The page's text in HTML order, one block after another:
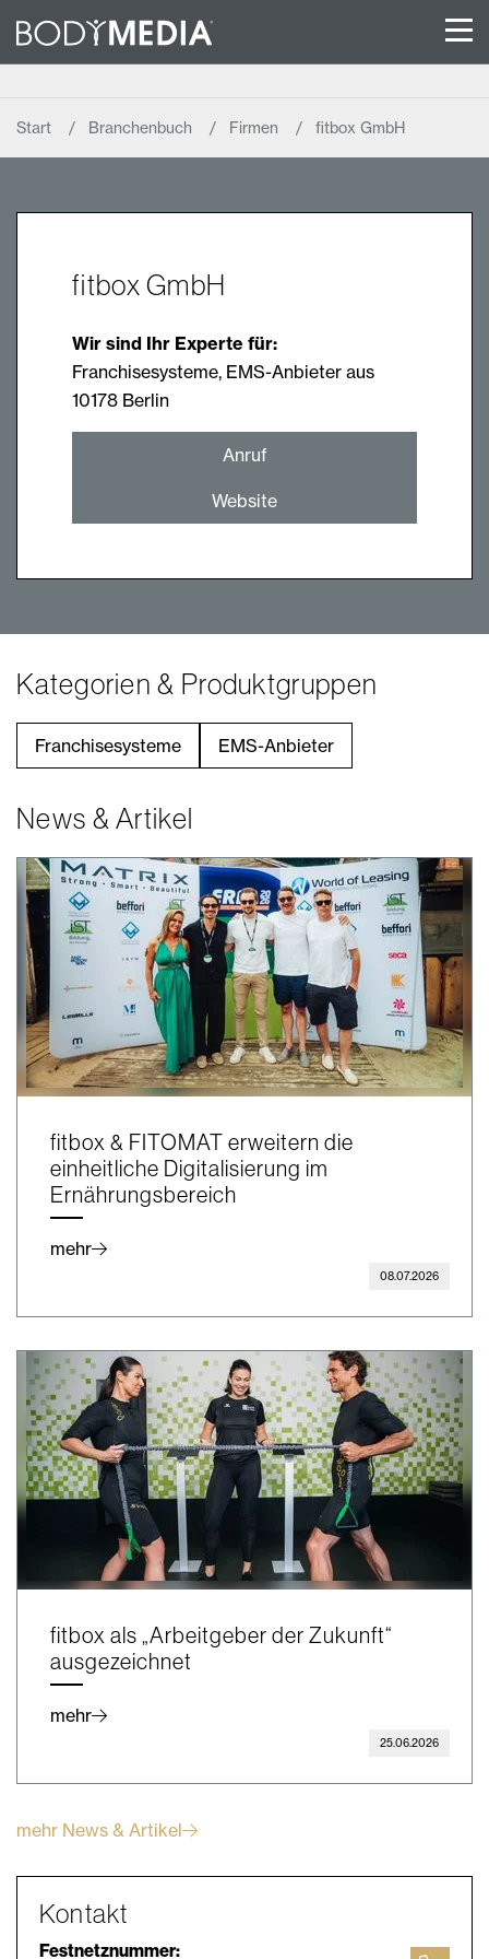
Start Branchenbuch Firmen fitbox GmbH
fitbox GmbH
Wir sind Ihr Experte für:
Franchisesysteme, EMS-Anbieter aus
10178 Berlin
Anruf
Website
Kategorien & Produktgruppen
Franchisesysteme EMS-Anbieter
News & Artikel
fitbox & FITOMAT erweitern die
einheitliche Digitalisierung im
Ernährungsbereich
mehr
08.07.2026
fitbox als „Arbeitgeber der Zukunft“
ausgezeichnet
mehr
25.06.2026
mehr News & Artikel
Kontakt
Festnetznummer: